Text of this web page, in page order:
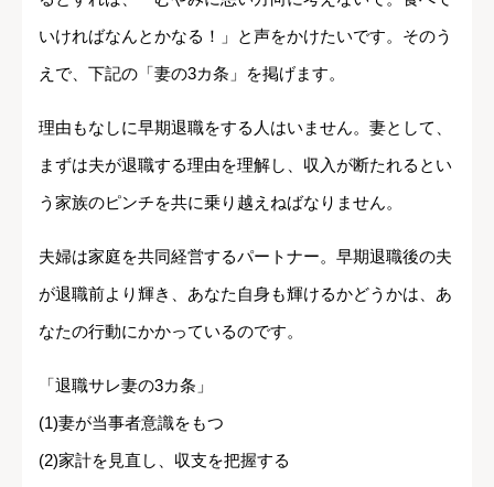
いければなんとかなる！」と声をかけたいです。そのう
えで、下記の「妻の3カ条」を掲げます。
理由もなしに早期退職をする人はいません。妻として、
まずは夫が退職する理由を理解し、収入が断たれるとい
う家族のピンチを共に乗り越えねばなりません。
夫婦は家庭を共同経営するパートナー。早期退職後の夫
が退職前より輝き、あなた自身も輝けるかどうかは、あ
なたの行動にかかっているのです。
「退職サレ妻の3カ条」
(1)妻が当事者意識をもつ
(2)家計を見直し、収支を把握する